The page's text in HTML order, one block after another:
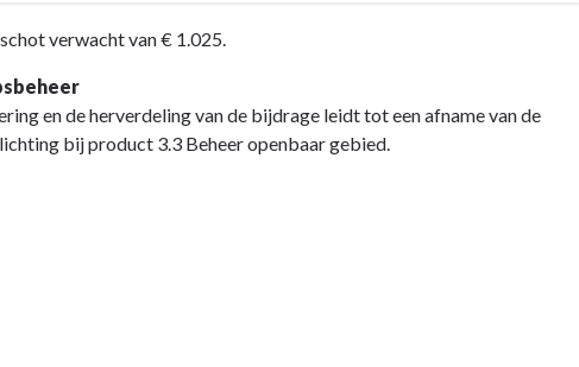
verwacht van € 1.025.
en de herverdeling van de bijdrage leidt tot een afname van de
bij product 3.3 Beheer openbaar gebied.